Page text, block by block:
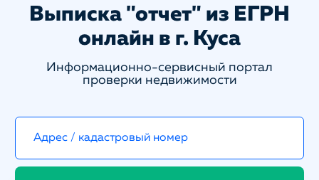
Выписка "отчет" из ЕГРН
онлайн в г. Куса
Информационно-сервисный портал
проверки недвижимости